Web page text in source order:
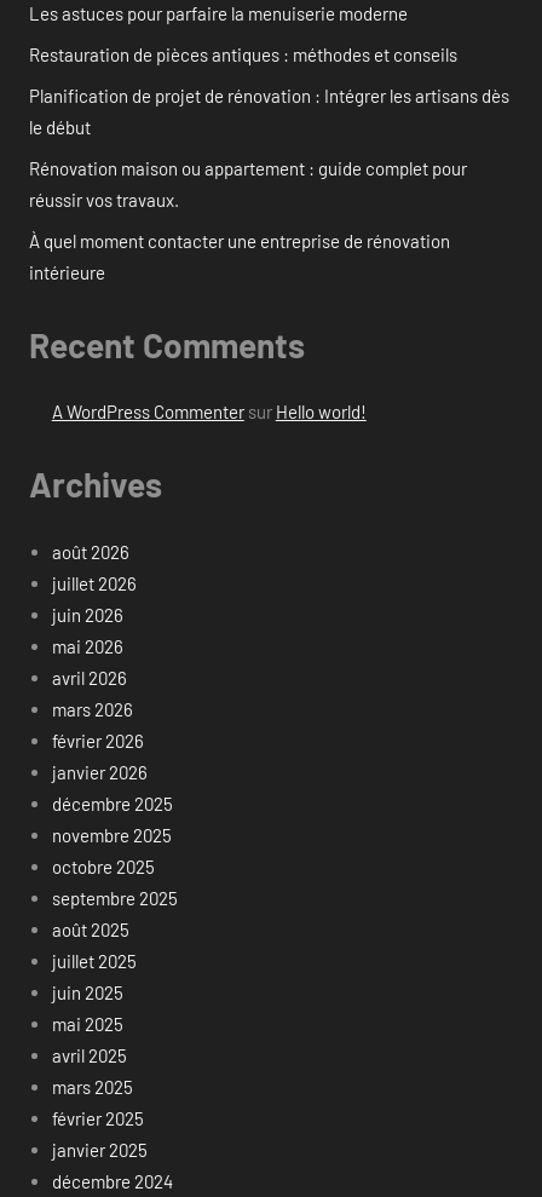
Les astuces pour parfaire la menuiserie moderne
Restauration de pièces antiques : méthodes et conseils
Planification de projet de rénovation : Intégrer les artisans dès
le début
Rénovation maison ou appartement : guide complet pour
réussir vos travaux.
À quel moment contacter une entreprise de rénovation
intérieure
Recent Comments
A WordPress Commentersur Hello world!
Archives
août 2026
juillet 2026
juin 2026
mai 2026
avril 2026
mars 2026
février 2026
janvier 2026
décembre 2025
novembre 2025
octobre 2025
septembre 2025
août 2025
juillet 2025
juin 2025
mai 2025
avril 2025
mars 2025
février 2025
janvier 2025
décembre 2024